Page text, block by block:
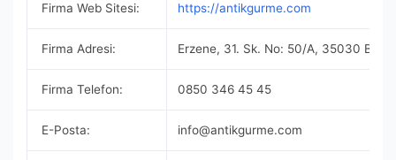
Firma Web Sitesi: https://antikgurme.com
Firma Adresi: Erzene, 31. Sk. No: 50/A, 35030
Firma Telefon: 0850 346 45 45
E-Posta: info@antikgurme.com